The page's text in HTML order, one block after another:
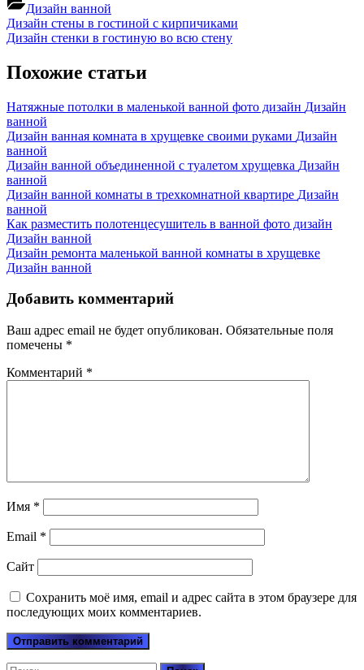
Дизайн ванной
Навигация
по
записям
Previous
Post:
Дизайн стены в гостиной с кирпичиками
Next
Дизайн стенки в гостиную во всю стену
Похожие статьи
Натяжные потолки в маленькой ванной фото дизайн Дизайн
ванной
Дизайн ванная комната в хрущевке своими руками Дизайн
ванной
Дизайн ванной объединенной с туалетом хрущевка Дизайн
ванной
Дизайн ванной комнаты в трехкомнатной квартире Дизайн
ванной
Как разместить полотенцесушитель в ванной фото дизайн
Дизайн ванной
Дизайн ремонта маленькой ванной комнаты в хрущевке
Дизайн ванной
Добавить комментарий
Ваш адрес email не будет опубликован. Обязательные поля
помечены *
Комментарий *
Имя *
Email *
Сайт
Сохранить моё имя, email и адрес сайта в этом браузере для
последующих моих комментариев.